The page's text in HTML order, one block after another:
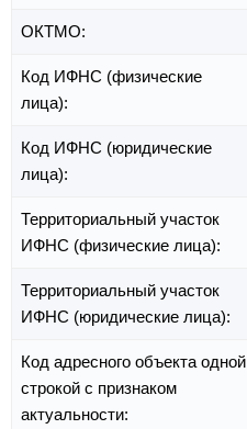
ОКТМО:
Код ИФНС (физические
лица):
Код ИФНС (юридические
лица):
Территориальный участок
ИФНС (физические лица):
Территориальный участок
ИФНС (юридические лица):
Код адресного объекта одной
строкой с признаком
актуальности: